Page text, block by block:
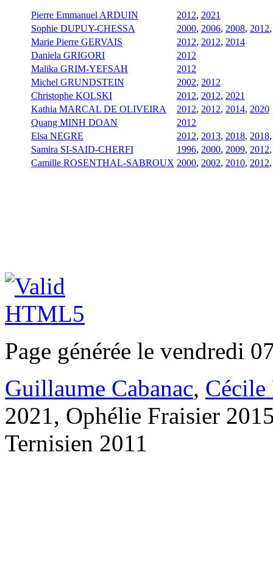
Pierre Emmanuel ARDUIN 2012, 2021
Sophie DUPUY-CHESSA
2000, 2006, 2008, 2012
Marie Pierre GERVAIS
2012, 2012, 2014
Daniela GRIGORI
2012
Malika GRIM-YEFSAH
2012
Michel GRUNDSTEIN
2002, 2012
Christophe KOLSKI
2012, 2012, 2021
Kathia MARCAL DE OLIVEIRA
2012, 2012, 2014, 2020
Quang MINH DOAN
2012
Elsa NEGRE
2012, 2013, 2018, 2018
Samira SI-SAID-CHERFI
1996, 2000, 2009, 2012
Camille ROSENTHAL-SABROUX 2000, 2002, 2010, 2012
Page générée le vendredi
Guillaume Cabanac, Cécile
2021, Ophélie Fraisier
Ternisien 2011